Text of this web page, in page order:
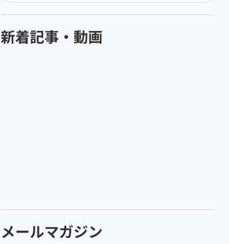
新着記事・動画
メールマガジン